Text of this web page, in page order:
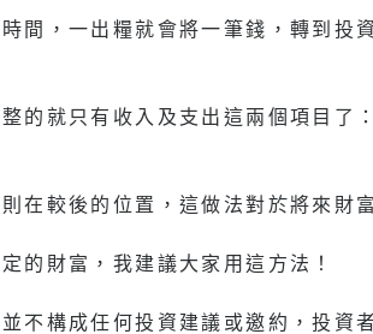
間，一出糧就會將一筆錢，轉到投
的就只有收入及支出這兩個項目了：
在較後的位置，這做法對於將來財
的財富，我建議大家用這方法！
不構成任何投資建議或邀約，投資